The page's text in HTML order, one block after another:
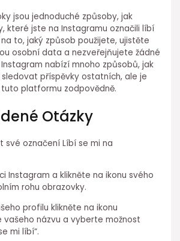
jsou jednoduché způsoby, jak
které jste na Instagramu označili líbí
to, jaký způsob použijete, ujistěte
osobní data a nezveřejňujete žádné
nabízí mnoho způsobů, jak
příspěvky ostatních, ale je
platformu zodpovědně.
Otázky
označení Líbí se mi na
Instagram a klikněte na ikonu svého
rohu obrazovky.
profilu klikněte na ikonu
vašeho názvu a vyberte možnost
mi líbí“.